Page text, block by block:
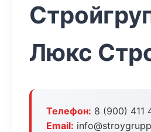
Люкс
Телефон: 8 (900) 411
Email: